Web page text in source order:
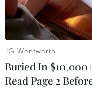
JG Wentworth
Buried In
Read Page 2